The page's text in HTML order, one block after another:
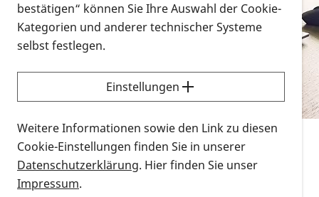
Alle Infomaterialien in verschiedenen
Formaten an einem Ort
Sie möchten wissen, wie Sie nach Infonmaterial
suchen und dieses bestellen bzw. herunterladen
können? Schauen Sie sich dieErklärvideos zum
Thema Infomaterial auf der PRO RETINA-Website
für blinde und sehbehinderte Menschen an.
Auf dieser Seite finden Sie sämtliches Infomaterial
bestätigen“ können Sie Ihre Auswahl der Cookie-
Kategorien und anderer technischer Systeme
selbst festlegen.
Einstellungen
Weitere Informationen sowie den Link zu diesen
Cookie-Einstellungen finden Sie in unserer
Datenschutzerklärung. Hier finden Sie unser
Impressum.